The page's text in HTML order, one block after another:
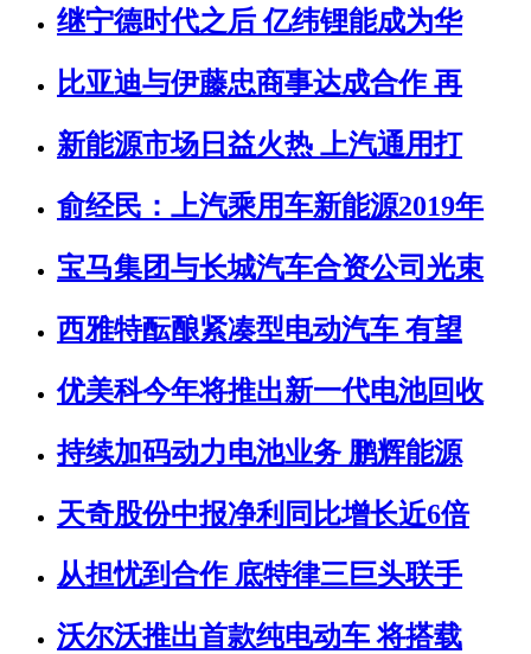
继宁德时代之后 亿纬锂能成为华
比亚迪与伊藤忠商事达成合作 再
新能源市场日益火热 上汽通用打
俞经民：上汽乘用车新能源2019年
宝马集团与长城汽车合资公司光束
西雅特酝酿紧凑型电动汽车 有望
优美科今年将推出新一代电池回收
持续加码动力电池业务 鹏辉能源
天奇股份中报净利同比增长近6倍
从担忧到合作 底特律三巨头联手
沃尔沃推出首款纯电动车 将搭载